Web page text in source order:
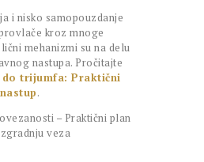
i nisko samopouzdanje
kroz mnoge
mehanizmi su na delu
nastupa. Pročitajte
do trijumfa: Praktični
.